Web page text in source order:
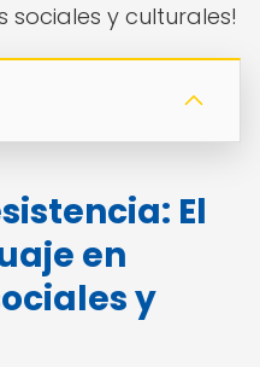
sociales y culturales!
El
en
y